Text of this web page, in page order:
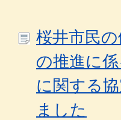
桜井市民
の推進に
に関する
ました